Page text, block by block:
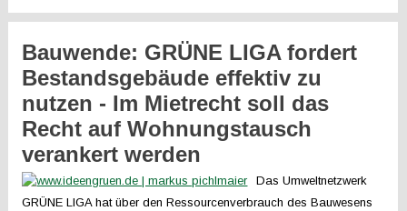
Bauwende: GRÜNE LIGA fordert
Bestandsgebäude effektiv zu
nutzen - Im Mietrecht soll das
Recht auf Wohnungstausch
verankert werden
Das Umweltnetzwerk
GRÜNE LIGA hat über den Ressourcenverbrauch des Bauwesens